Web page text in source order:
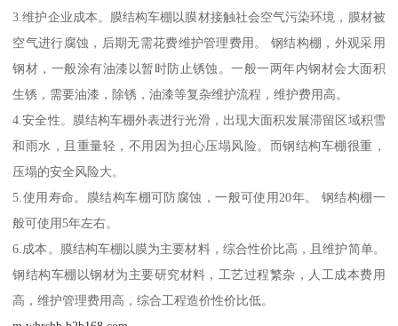
3.维护企业成本。膜结构车棚以膜材接触社会空气污染环境，膜材被
空气进行腐蚀，后期无需花费维护管理费用。 钢结构棚，外观采用
钢材，一般涂有油漆以暂时防止锈蚀。一般一两年内钢材会大面积
生锈，需要油漆，除锈，油漆等复杂维护流程，维护费用高。
4.安全性。膜结构车棚外表进行光滑，出现大面积发展滞留区域积雪
和雨水，且重量轻，不用因为担心压塌风险。而钢结构车棚很重，
压塌的安全风险大。
5.使用寿命。膜结构车棚可防腐蚀，一般可使用20年。 钢结构棚一
般可使用5年左右。
6.成本。膜结构车棚以膜为主要材料，综合性价比高，且维护简单。
钢结构车棚以钢材为主要研究材料，工艺过程繁杂，人工成本费用
高，维护管理费用高，综合工程造价性价比低。